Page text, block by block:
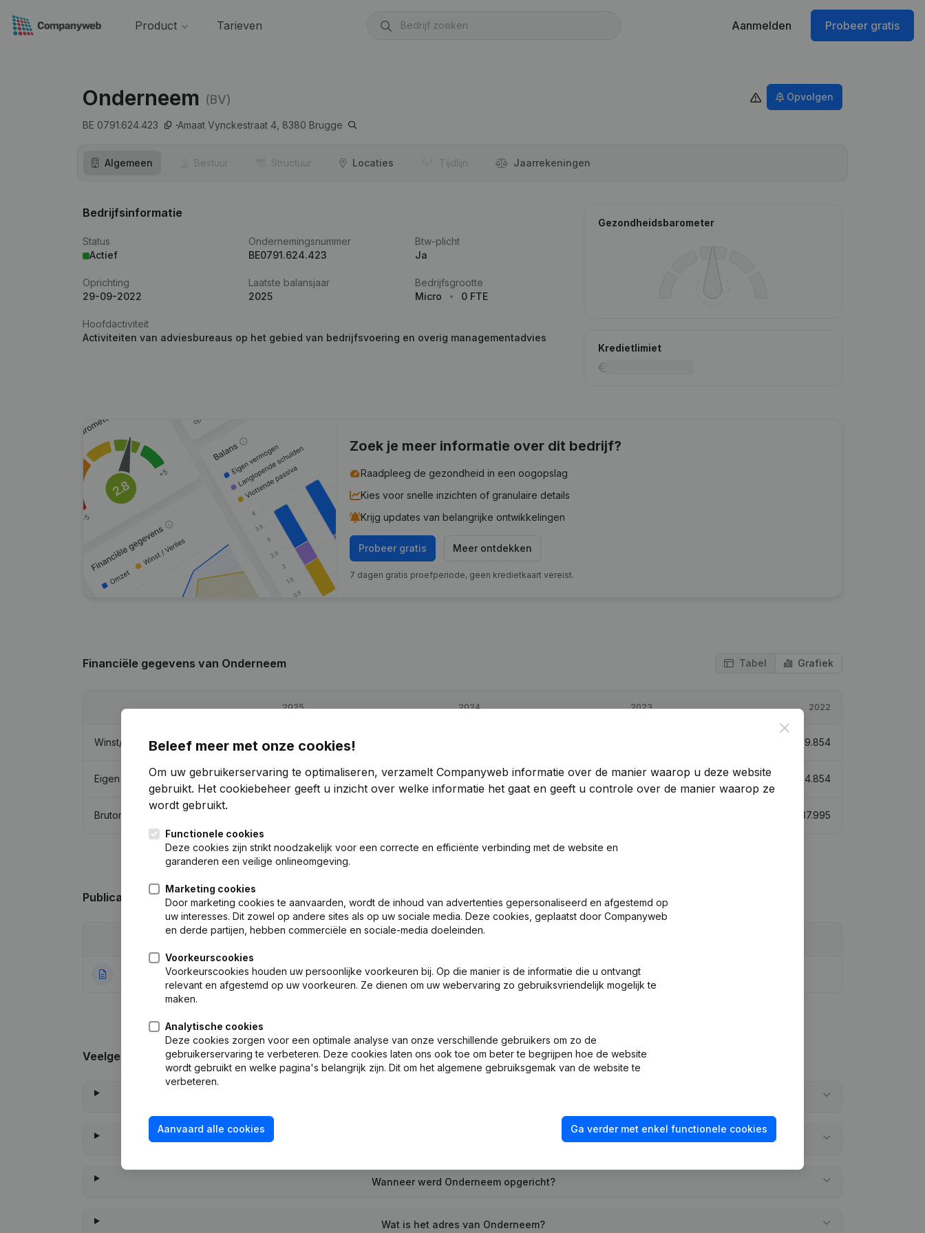
Product Tarieven Aanmelden Probeer gratis
Onderneem (BV)
BE 0791.624.423 Amaat Vynckestraat 4, 8380 Brugge
Opvolgen
Algemeen Bestuur Structuur Locaties Tijdlijn Jaar­rekeningen
Bedrijfsinformatie
Status
Actief
Ondernemingsnummer
BE0791.624.423
Btw-plicht
Ja
Oprichting
29-09-2022
Laatste balansjaar
2025
Bedrijfsgrootte
Micro
0 FTE
Hoofdactiviteit
Activiteiten van adviesbureaus op het gebied van bedrijfsvoering en overig managementadvies
Gezondheidsbarometer
Kredietlimiet
Zoek je meer informatie over dit bedrijf?
Raadpleeg de gezondheid in een oogopslag
Kies voor snelle inzichten of granulaire details
Krijg updates van belangrijke ontwikkelingen
Probeer gratis Meer ontdekken
7 dagen gratis proefperiode, geen kredietkaart vereist.
Financiële gegevens van Onderneem Tabel Grafiek
2025 2024 2023 2022
Winst/Verlies €57.675 -35,87% 29.854
Eigen vermogen €5.000 -98,11% €265.127 51,34% €175.187 402,63% 34.854
Brutomarge 37.995
Publicaties van Onderneem
Publicatie
03-10-2022 Rubriek Oprichting (Nieuwe Rechtspersoon, Opening Bijkantoor, enz...)
Veelgestelde vragen
Wanneer werd Onderneem opgericht?
Wat is het adres van Onderneem?
Close
Beleef meer met onze cookies!
Om uw gebruikerservaring te optimaliseren, verzamelt Companyweb informatie over de manier waarop u deze website
gebruikt. Het cookiebeheer geeft u inzicht over welke informatie het gaat en geeft u controle over de manier waarop ze
wordt gebruikt.
Functionele cookies
Deze cookies zijn strikt noodzakelijk voor een correcte en efficiënte verbinding met de website en
garanderen een veilige onlineomgeving.
Marketing cookies
Door marketing cookies te aanvaarden, wordt de inhoud van advertenties gepersonaliseerd en afgestemd op
uw interesses. Dit zowel op andere sites als op uw sociale media. Deze cookies, geplaatst door Companyweb
en derde partijen, hebben commerciële en sociale-media doeleinden.
Voorkeurscookies
Voorkeurscookies houden uw persoonlijke voorkeuren bij. Op die manier is de informatie die u ontvangt
relevant en afgestemd op uw voorkeuren. Ze dienen om uw webervaring zo gebruiksvriendelijk mogelijk te
maken.
Analytische cookies
Deze cookies zorgen voor een optimale analyse van onze verschillende gebruikers om zo de
gebruikerservaring te verbeteren. Deze cookies laten ons ook toe om beter te begrijpen hoe de website
wordt gebruikt en welke pagina's belangrijk zijn. Dit om het algemene gebruiksgemak van de website te
verbeteren.
Aanvaard alle cookies Ga verder met enkel functionele cookies